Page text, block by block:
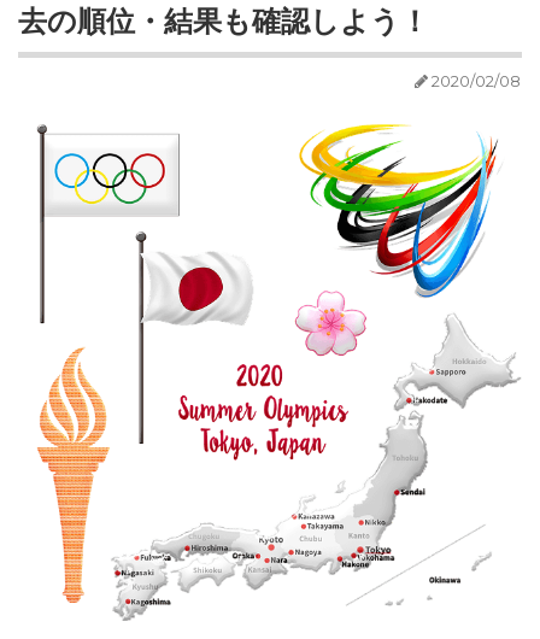
去の順位・結果も確認しよう！
2020/02/08